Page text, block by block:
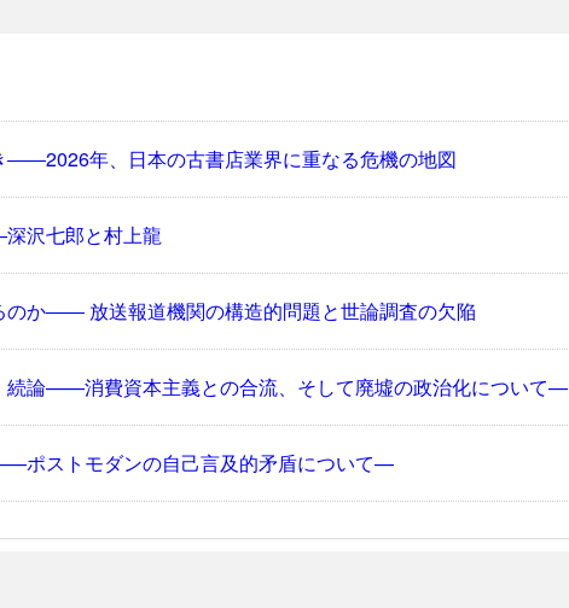
――2026年、日本の古書店業界に重なる危機の地図
沢七郎と村上龍
のか―― 放送報道機関の構造的問題と世論調査の欠陥
続論——消費資本主義との合流、そして廃墟の政治化について—
ポストモダンの自己言及的矛盾について—